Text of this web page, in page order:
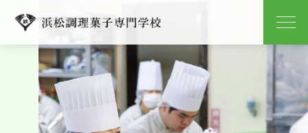
学校紹介
学科紹介